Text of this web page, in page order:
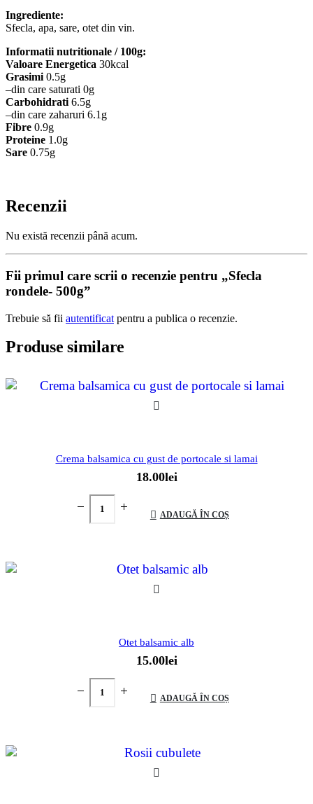
Ingrediente:
Sfecla, apa, sare, otet din vin.
Informatii nutritionale / 100g:
Valoare Energetica 30kcal
Grasimi0.5g
–din care saturati 0g
Carbohidrati6.5g
–din care zaharuri 6.1g
Fibre 0.9g
Proteine 1.0g
Sare 0.75g
Recenzii
Nu există recenzii până acum.
Fii primul care scrii o recenzie pentru „Sfecla
rondele- 500g”
Trebuie să fii autentificat pentru a publica o recenzie.
Produse similare
Crema balsamica cu gust de portocale si lamai
18.00lei
ADAUGĂ ÎN COȘ
Otet balsamic alb
15.00lei
ADAUGĂ ÎN COȘ